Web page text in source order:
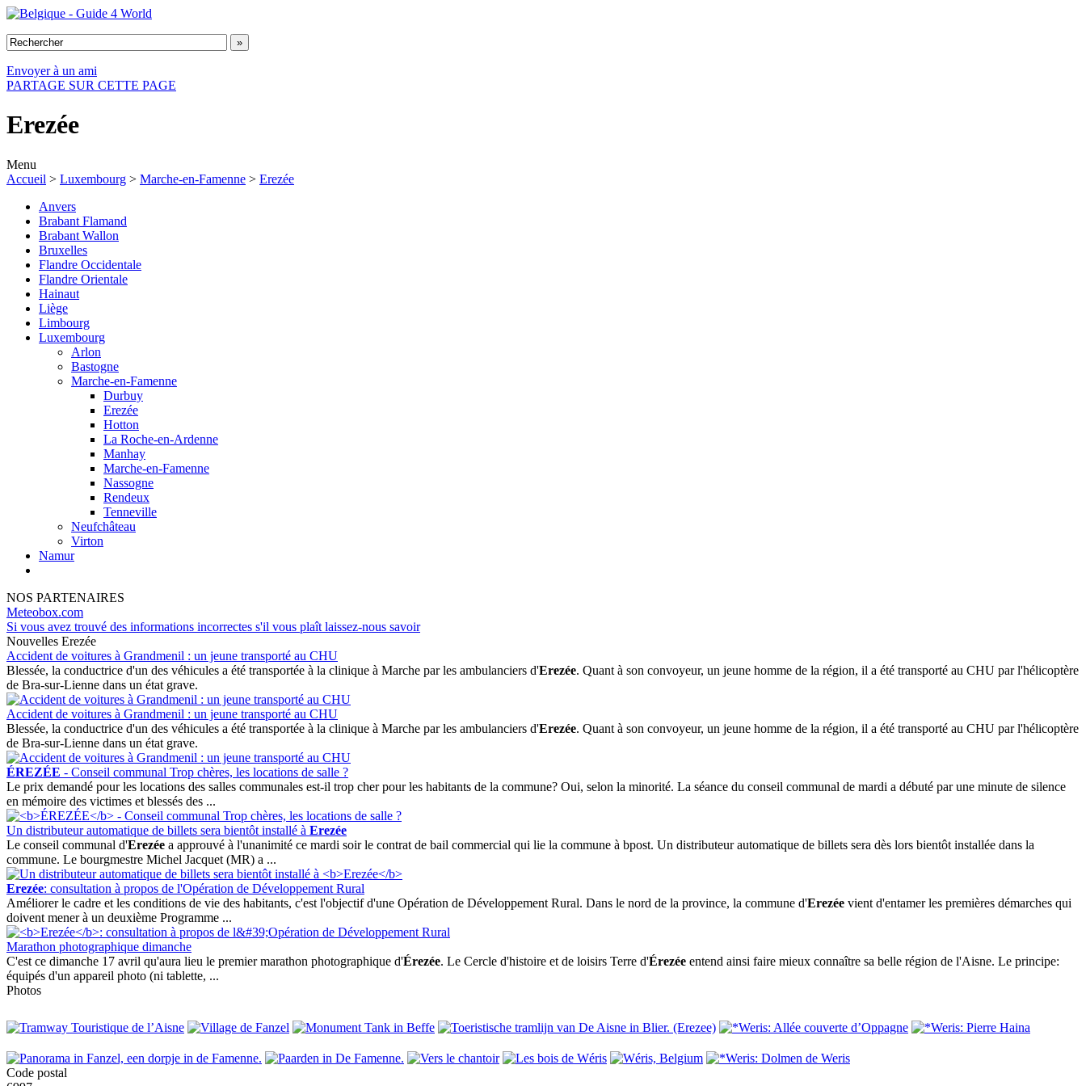
Envoyer à un ami
PARTAGE SUR CETTE PAGE
Erezée
Menu
Accueil > Luxembourg > Marche-en-Famenne > Erezée
Anvers
Brabant Flamand
Brabant Wallon
Bruxelles
Flandre Occidentale
Flandre Orientale
Hainaut
Liège
Limbourg
Luxembourg
Arlon
Bastogne
Marche-en-Famenne
Durbuy
Erezée
Hotton
La Roche-en-Ardenne
Manhay
Marche-en-Famenne
Nassogne
Rendeux
Tenneville
Neufchâteau
Virton
Namur
NOS PARTENAIRES
Meteobox.com
Si vous avez trouvé des informations incorrectes s'il vous plaît laissez-nous savoir
Nouvelles Erezée
Accident de voitures à Grandmenil : un jeune transporté au CHU
Blessée, la conductrice d'un des véhicules a été transportée à la clinique à Marche par les ambulanciers d'Erezée. Quant à son convoyeur, un jeune homme de la région, il a été transporté au CHU par l'hélicoptère
de Bra-sur-Lienne dans un état grave.
Accident de voitures à Grandmenil : un jeune transporté au CHU
Blessée, la conductrice d'un des véhicules a été transportée à la clinique à Marche par les ambulanciers d'Erezée. Quant à son convoyeur, un jeune homme de la région, il a été transporté au CHU par l'hélicoptère
de Bra-sur-Lienne dans un état grave.
ÉREZÉE - Conseil communal Trop chères, les locations de salle ?
Le prix demandé pour les locations des salles communales est-il trop cher pour les habitants de la commune? Oui, selon la minorité. La séance du conseil communal de mardi a débuté par une minute de silence
en mémoire des victimes et blessés des ...
Un distributeur automatique de billets sera bientôt installé à Erezée
Le conseil communal d'Erezée a approuvé à l'unanimité ce mardi soir le contrat de bail commercial qui lie la commune à bpost. Un distributeur automatique de billets sera dès lors bientôt installée dans la
commune. Le bourgmestre Michel Jacquet (MR) a ...
Erezée: consultation à propos de l'Opération de Développement Rural
Améliorer le cadre et les conditions de vie des habitants, c'est l'objectif d'une Opération de Développement Rural. Dans le nord de la province, la commune d'Erezée vient d'entamer les premières démarches qui
doivent mener à un deuxième Programme ...
Marathon photographique dimanche
C'est ce dimanche 17 avril qu'aura lieu le premier marathon photographique d'Érezée. Le Cercle d'histoire et de loisirs Terre d'Érezée entend ainsi faire mieux connaître sa belle région de l'Aisne. Le principe:
équipés d'un appareil photo (ni tablette, ...
Photos
Code postal